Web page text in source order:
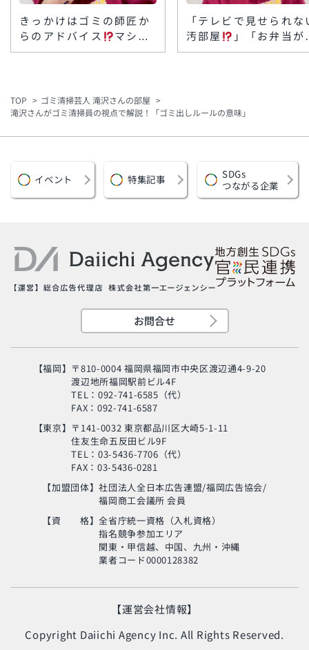
きっかけはゴミの師匠か
らのアドバイス
マシン
ガンズ滝沢さんとSDGs
「テレビで見せられな
汚部屋
」「お弁当が
った楽屋裏
」滝沢さ
TOP
ゴミ清掃芸人 滝沢さんの部屋
滝沢さんがゴミ清掃員の視点で解説！「ゴミ出しルールの意味」
イベント 特集記事
SDGs
つながる企業
お問合せ
【福岡】 〒810-0004 福岡県福岡市中央区渡辺通4-9-20
渡辺地所福岡駅前ビル4F
TEL：092-741-6585（代）
FAX：092-741-6587
【東京】 〒141-0032 東京都品川区大崎5-1-11
住友生命五反田ビル9F
TEL：03-5436-7706（代）
FAX：03-5436-0281
【加盟団体】社団法人全日本広告連盟/福岡広告協会/
福岡商工会議所 会員
【資 格】全省庁統一資格（入札資格）
指名競争参加エリア
関東・甲信越、中国、九州・沖縄
業者コード0000128382
【運営会社情報】
Copyright Daiichi Agency Inc. All Rights Reserved.
「MSC海のエコラベ
使い終わった制服
の“新・活用術”とは？
生命の神秘に迫るアナ